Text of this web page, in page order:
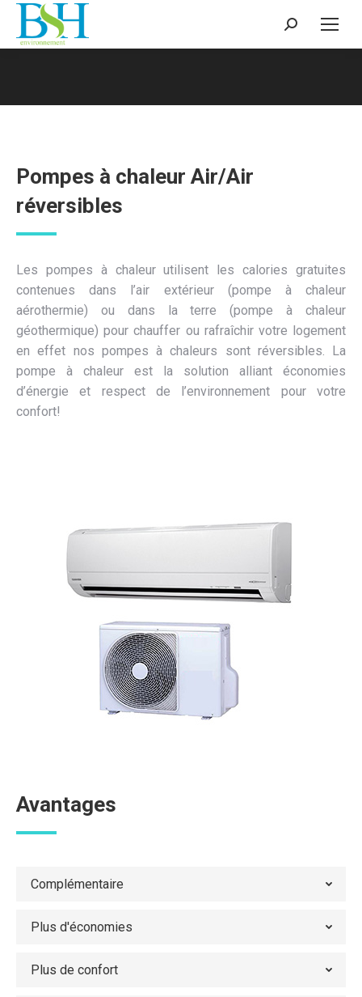
Recherche
:
Pompes à chaleur Air/Air
réversibles
Les pompes à chaleur utilisent les calories gratuites
contenues dans l’air extérieur (pompe à chaleur
aérothermie) ou dans la terre (pompe à chaleur
géothermique) pour chauffer ou rafraîchir votre logement
en effet nos pompes à chaleurs sont réversibles. La
pompe à chaleur est la solution alliant économies
d’énergie et respect de l’environnement pour votre
confort!
Avantages
Complémentaire
Plus d'économies
Plus de confort